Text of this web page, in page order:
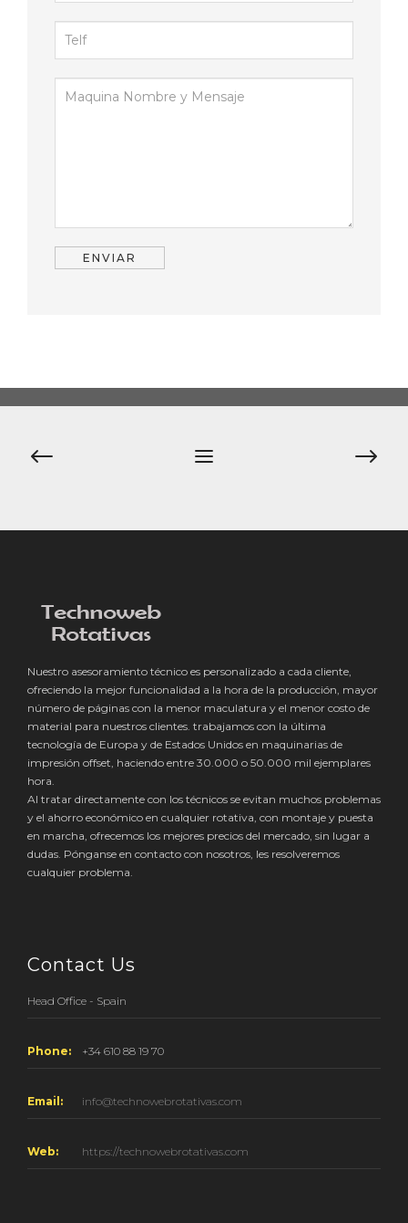
Navegación
Nuestro asesoramiento técnico es personalizado a cada cliente,
ofreciendo la mejor funcionalidad a la hora de la producción, mayor
número de páginas con la menor maculatura y el menor costo de
material para nuestros clientes. trabajamos con la última
tecnología de Europa y de Estados Unidos en maquinarias de
impresión offset, haciendo entre 30.000 o 50.000 mil ejemplares
hora.
Al tratar directamente con los técnicos se evitan muchos problemas
y el ahorro económico en cualquier rotativa, con montaje y puesta
en marcha, ofrecemos los mejores precios del mercado, sin lugar a
dudas. Pónganse en contacto con nosotros, les resolveremos
cualquier problema.
Contact Us
Head Office - Spain
Phone: +34 610 88 19 70
Email: info@technowebrotativas.com
Web: https://technowebrotativas.com